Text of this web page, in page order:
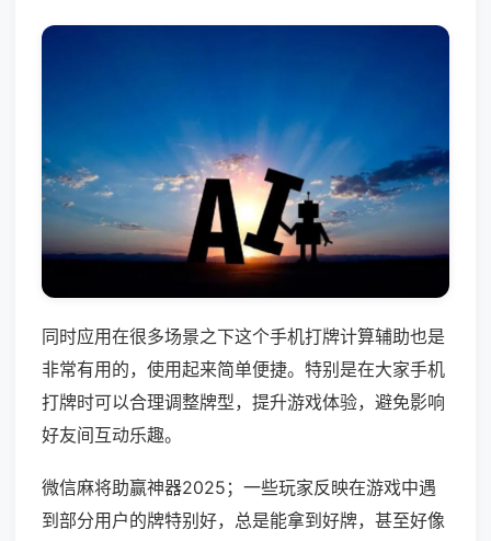
同时应用在很多场景之下这个手机打牌计算辅助也是
非常有用的，使用起来简单便捷。特别是在大家手机
打牌时可以合理调整牌型，提升游戏体验，避免影响
好友间互动乐趣。
微信麻将助赢神器2025；一些玩家反映在游戏中遇
到部分用户的牌特别好，总是能拿到好牌，甚至好像